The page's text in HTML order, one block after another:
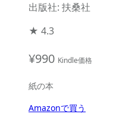
出版社: 扶桑社
★ 4.3
¥990 Kindle価格
紙の本
Amazonで買う